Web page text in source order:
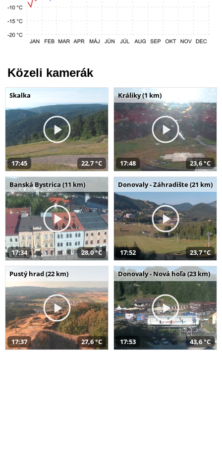
Közeli kamerák
Skalka
17:45 22,7 °C
Králiky (1 km)
17:48 23,6 °C
Banská Bystrica (11 km)
17:34 28,0 °C
Donovaly - Záhradište (21 km)
17:52 23,7 °C
Pustý hrad (22 km)
17:37 27,6 °C
Donovaly - Nová hoľa (23 km)
17:53 43,6 °C